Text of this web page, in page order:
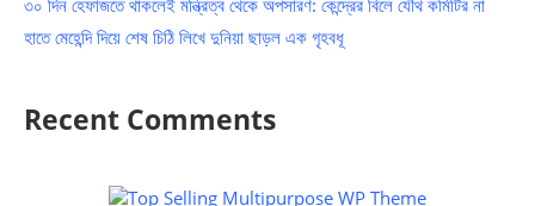
৩০ দিন হেফাজতে থাকলেই মন্ত্রিত্ব থেকে অপসারণ: কেন্দ্রের বিলে যৌথ কমিটির না
হাতে মেহেন্দি দিয়ে শেষ চিঠি লিখে দুনিয়া ছাড়ল এক গৃহবধূ
Recent Comments